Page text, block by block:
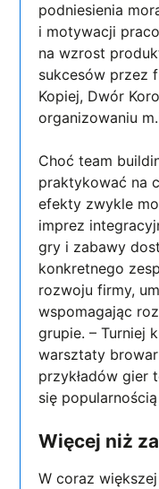
podniesienia
i motywacji
na wzrost
sukcesów przez
Kopiej, Dwór
organizowaniu
Choć team
praktykować na
efekty zwykle
imprez
gry i zabawy
konkretnego
rozwoju firmy,
wspomagając
grupie. – Turniej
warsztaty
przykładów gier
się
Więcej niż
W coraz